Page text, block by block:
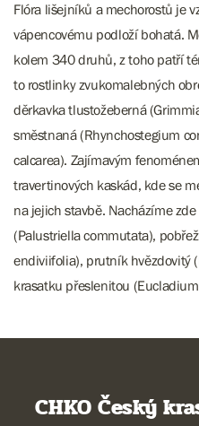
Flóra lišejníků a mechorostů je
vápencovému podloží bohatá.
kolem 340 druhů, z toho patří
to rostlinky zvukomalebných
děrkavka tlustožeberná
směstnaná (Rhynchostegium
calcarea). Zajímavým
travertinových kaskád, kde se
na jejich stavbě. Nacházíme
(Palustriella commutata),
endiviifolia), prutník hvězdovitý
krasatku přeslenitou
CHKO Český